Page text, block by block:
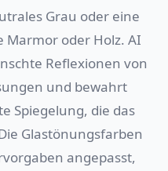
Grau oder eine
Marmor oder Holz. AI
Reflexionen von
und bewahrt
Spiegelung, die das
Glastönungsfarben
angepasst,